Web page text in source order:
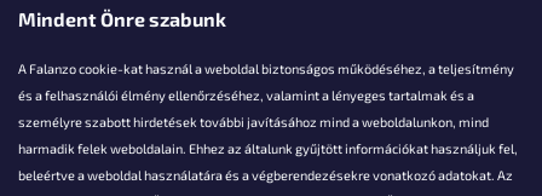
Mindent Önre szabunk
A Falanzo cookie-kat használ a weboldal biztonságos működéséhez, a teljesítmény
és a felhasználói élmény ellenőrzéséhez, valamint a lényeges tartalmak és a
személyre szabott hirdetések további javításához mind a weboldalunkon, mind
harmadik felek weboldalain. Ehhez az általunk gyűjtött információkat használjuk fel,
beleértve a weboldal használatára és a végberendezésekre vonatkozó adatokat. Az
Akarsz kérdezni valamit?
info@falanzo.hu